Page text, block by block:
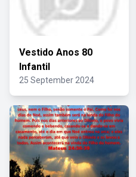
Vestido Anos 80
Infantil
25 September 2024